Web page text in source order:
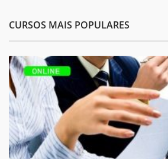
CURSOS MAIS POPULARES